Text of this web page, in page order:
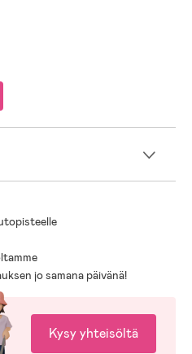
jo samana päivänä!
Kysy yhteisöltä